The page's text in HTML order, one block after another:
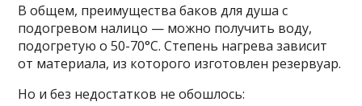
В общем, преимущества баков для душа с
подогревом налицо — можно получить воду,
подогретую о 50-70°C. Степень нагрева зависит
от материала, из которого изготовлен резервуар.
Но и без недостатков не обошлось: